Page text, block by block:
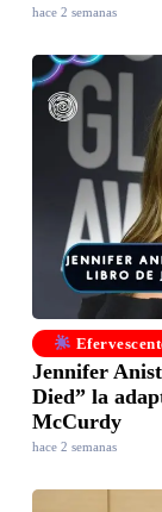
hace 2 semanas
Jennifer
Died” la
McCurdy
hace 2 semanas